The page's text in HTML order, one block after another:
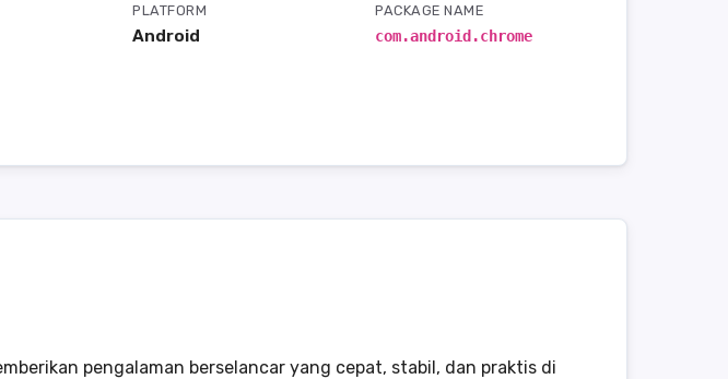
PLATFORM
Android
PACKAGE NAME
com.android.chrome
pengalaman berselancar yang cepat, stabil, dan praktis di